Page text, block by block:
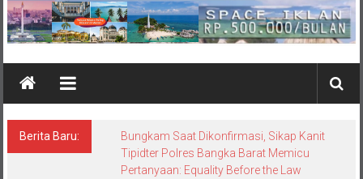
Berita Baru:
Perkuat Konektivitas Antarwilayah, Wings
Air Resmi Hadir Kembali di Bandara
Internasional H.A.S. Hanandjoeddin